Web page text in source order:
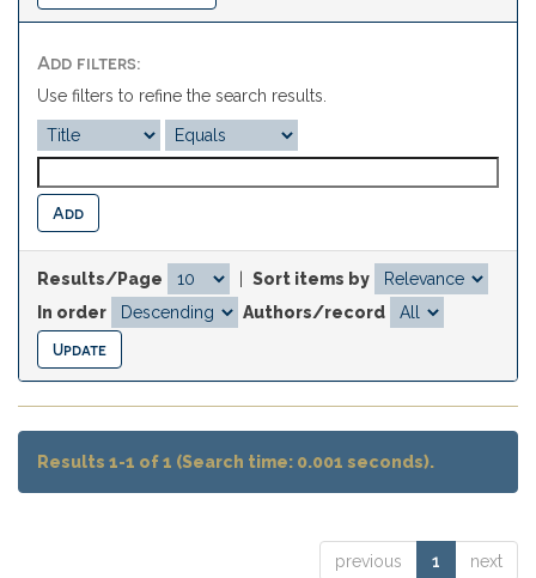
Add filters:
Use filters to refine the search results.
Results/Page
Sort items by
In order
Authors/record
Results 1-1 of 1 (Search time: 0.001 seconds).
previous 1 next